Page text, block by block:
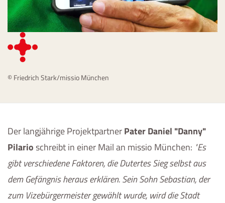
© Friedrich Stark/missio München
Der langjährige ProjektpartnerPater Daniel "Danny"
Pilarioschreibt in einer Mail an missio München: Es
gibt verschiedene Faktoren, die Dutertes Sieg selbst aus
dem Gefängnis heraus erklären. Sein Sohn Sebastian, der
zum Vizebürgermeister gewählt wurde, wird die Stadt